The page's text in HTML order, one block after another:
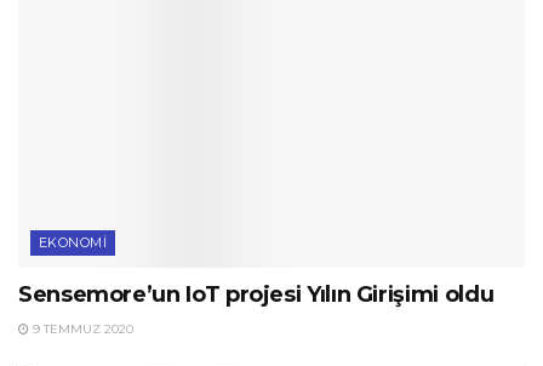
EKONOMI
Sensemore’un IoT projesi Yılın Girişimi oldu
9 TEMMUZ 2020